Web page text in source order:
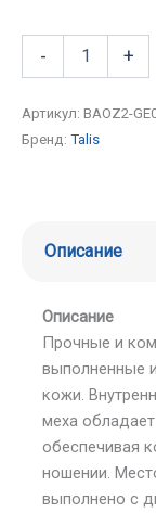
- +
Артикул: BAOZ2-
Бренд: Talis
Описание
Описание
Прочные и
выполненные
кожи.
меха
обеспечивая
ношении.
выполнено с